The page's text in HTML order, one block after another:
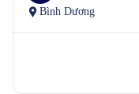
Bình Dương